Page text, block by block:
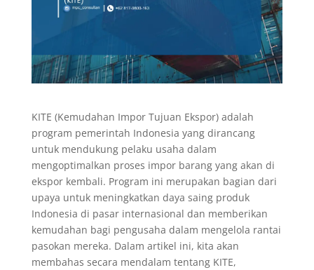
KITE (Kemudahan Impor Tujuan Ekspor) adalah
program pemerintah Indonesia yang dirancang
untuk mendukung pelaku usaha dalam
mengoptimalkan proses impor barang yang akan di
ekspor kembali. Program ini merupakan bagian dari
upaya untuk meningkatkan daya saing produk
Indonesia di pasar internasional dan memberikan
kemudahan bagi pengusaha dalam mengelola rantai
pasokan mereka. Dalam artikel ini, kita akan
membahas secara mendalam tentang KITE,